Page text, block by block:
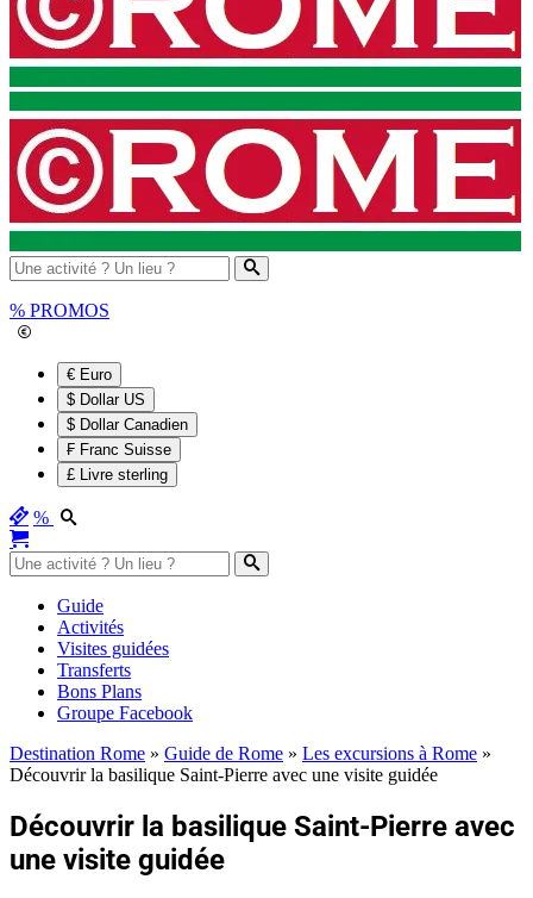
% PROMOS
€ Euro
$ Dollar US
$ Dollar Canadien
₣ Franc Suisse
£ Livre sterling
%
Guide
Activités
Visites guidées
Transferts
Bons Plans
Groupe Facebook
Destination Rome » Guide de Rome » Les excursions à Rome »
Découvrir la basilique Saint-Pierre avec une visite guidée
Découvrir la basilique Saint-Pierre avec
une visite guidée